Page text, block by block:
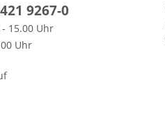
9267-0
15.00 Uhr
Uhr